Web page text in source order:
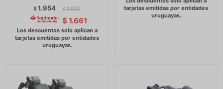
$1.954 $ 2.002
$ 1.661